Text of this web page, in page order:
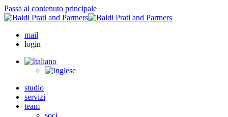
Passa al contenuto principale
mail
login
studio
servizi
team
soci